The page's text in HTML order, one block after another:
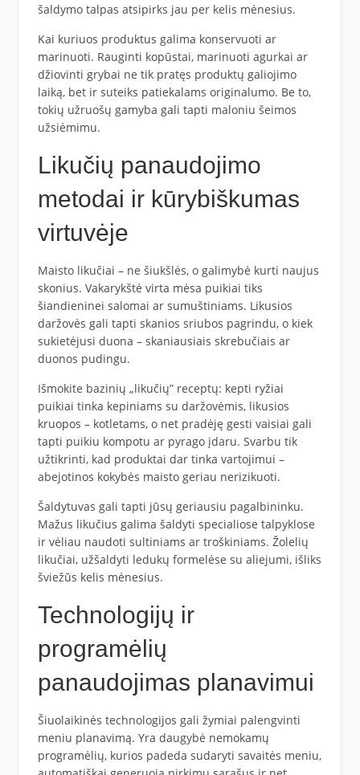
šaldymo talpas atsipirks jau per kelis mėnesius.
Kai kuriuos produktus galima konservuoti ar
marinuoti. Rauginti kopūstai, marinuoti agurkai ar
džiovinti grybai ne tik pratęs produktų galiojimo
laiką, bet ir suteiks patiekalams originalumo. Be to,
tokių užruošų gamyba gali tapti maloniu šeimos
užsiėmimu.
Likučių panaudojimo
metodai ir kūrybiškumas
virtuvėje
Maisto likučiai – ne šiukšlės, o galimybė kurti naujus
skonius. Vakarykštė virta mėsa puikiai tiks
šiandieninei salomai ar sumuštiniams. Likusios
daržovės gali tapti skanios sriubos pagrindu, o kiek
sukietėjusi duona – skaniausiais skrebučiais ar
duonos pudingu.
Išmokite bazinių „likučių” receptų: kepti ryžiai
puikiai tinka kepiniams su daržovėmis, likusios
kruopos – kotletams, o net pradėję gesti vaisiai gali
tapti puikiu kompotu ar pyrago įdaru. Svarbu tik
užtikrinti, kad produktai dar tinka vartojimui –
abejotinos kokybės maisto geriau nerizikuoti.
Šaldytuvas gali tapti jūsų geriausiu pagalbininku.
Mažus likučius galima šaldyti specialiose talpyklose
ir vėliau naudoti sultiniams ar troškiniams. Žolelių
likučiai, užšaldyti ledukų formelėse su aliejumi, išliks
šviežūs kelis mėnesius.
Technologijų ir
programėlių
panaudojimas planavimui
Šiuolaikinės technologijos gali žymiai palengvinti
meniu planavimą. Yra daugybė nemokamų
programėlių, kurios padeda sudaryti savaitės meniu,